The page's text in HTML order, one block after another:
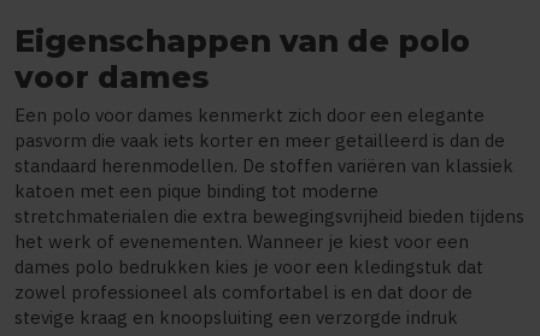
Eigenschappen van de polo
voor dames
Een polo voor dames kenmerkt zich door een elegante
pasvorm die vaak iets korter en meer getailleerd is dan de
standaard herenmodellen. De stoffen variëren van klassiek
katoen met een pique binding tot moderne
stretchmaterialen die extra bewegingsvrijheid bieden tijdens
het werk of evenementen. Wanneer je kiest voor een
dames polo bedrukken kies je voor een kledingstuk dat
zowel professioneel als comfortabel is en dat door de
stevige kraag en knoopsluiting een verzorgde indruk